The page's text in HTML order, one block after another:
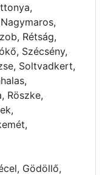
Rétság,
Szécsény,
Soltvadkert,
Röszke,
Gödöllő,